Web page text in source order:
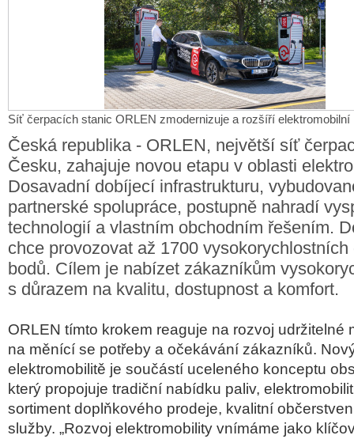
Síť čerpacích stanic ORLEN zmodernizuje a rozšíří elektromobilní
Česká republika - ORLEN, největší síť
Česku, zahajuje novou etapu v oblasti
Dosavadní dobíjecí infrastrukturu,
partnerské spolupráce, postupně nahradí
technologií a vlastním obchodním řešením.
chce provozovat až 1700
bodů. Cílem je nabízet zákazníkům
s důrazem na kvalitu, dostupnost a komfort.
ORLEN tímto krokem reaguje na rozvoj udržitelné
na měnící se potřeby a očekávání zákazníků.
elektromobilitě je součástí uceleného konceptu
který propojuje tradiční nabídku paliv,
sortiment doplňkového prodeje, kvalitní
služby. „Rozvoj elektromobility vnímáme jako